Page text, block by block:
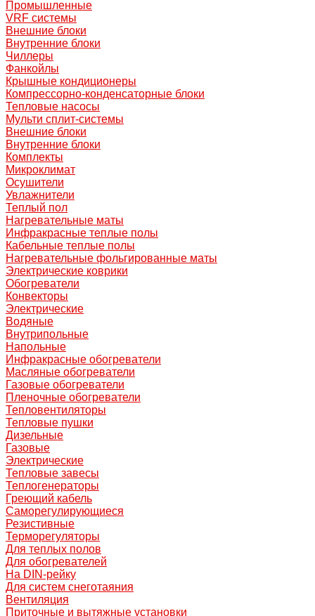
Промышленные
VRF системы
Внешние блоки
Внутренние блоки
Чиллеры
Фанкойлы
Крышные кондиционеры
Компрессорно-конденсаторные блоки
Тепловые насосы
Мульти сплит-системы
Внешние блоки
Внутренние блоки
Комплекты
Микроклимат
Осушители
Увлажнители
Теплый пол
Нагревательные маты
Инфракрасные теплые полы
Кабельные теплые полы
Нагревательные фольгированные маты
Электрические коврики
Обогреватели
Конвекторы
Электрические
Водяные
Внутрипольные
Напольные
Инфракрасные обогреватели
Масляные обогреватели
Газовые обогреватели
Пленочные обогреватели
Тепловентиляторы
Тепловые пушки
Дизельные
Газовые
Электрические
Тепловые завесы
Теплогенераторы
Греющий кабель
Саморегулирующиеся
Резистивные
Терморегуляторы
Для теплых полов
Для обогревателей
На DIN-рейку
Для систем снеготаяния
Вентиляция
Приточные и вытяжные установки